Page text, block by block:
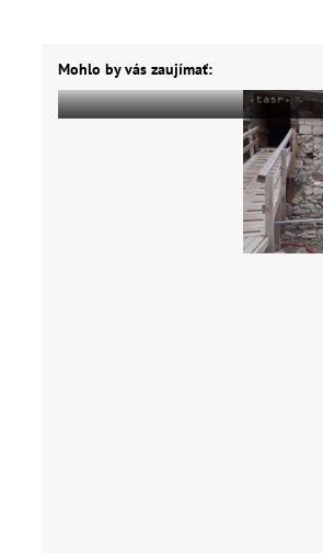
Mohlo by vás zaujímať: